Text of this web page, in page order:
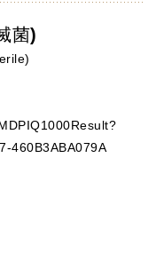
菌)
460B3ABA079A